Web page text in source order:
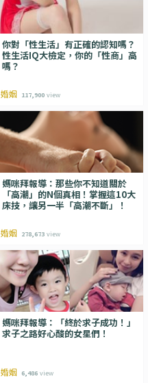
你對「性生活」有正確的認知嗎？
性生活IQ大檢定，你的「性商」高
嗎？
婚姻 117,900 view
媽咪拜報導：那些你不知道關於
「高潮」的N個真相！掌握這10大
床技，讓另一半「高潮不斷」！
婚姻 278,673 view
媽咪拜報導：「終於求子成功！」
求子之路好心酸的女星們！
婚姻 6,486 view